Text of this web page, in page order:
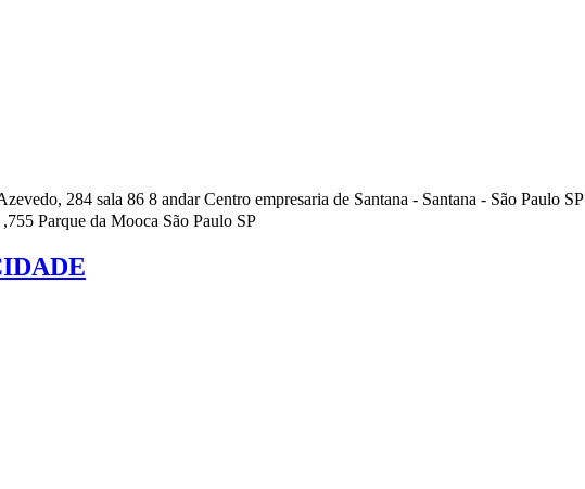
284 sala 86 8 andar Centro empresaria de Santana - Santana - São Paulo SP
Parque da Mooca São Paulo SP